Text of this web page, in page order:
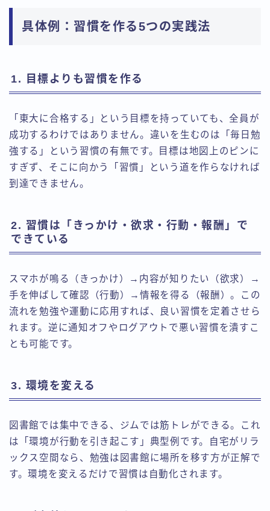
具体例：習慣を作る5つの実践法
1. 目標よりも習慣を作る
「東大に合格する」という目標を持っていても、全員が
成功するわけではありません。違いを生むのは「毎日勉
強する」という習慣の有無です。目標は地図上のピンに
すぎず、そこに向かう「習慣」という道を作らなければ
到達できません。
2. 習慣は「きっかけ・欲求・行動・報酬」で
できている
スマホが鳴る（きっかけ）→内容が知りたい（欲求）→
手を伸ばして確認（行動）→情報を得る（報酬）。この
流れを勉強や運動に応用すれば、良い習慣を定着させら
れます。逆に通知オフやログアウトで悪い習慣を潰すこ
とも可能です。
3. 環境を変える
図書館では集中できる、ジムでは筋トレができる。これ
は「環境が行動を引き起こす」典型例です。自宅がリラ
ックス空間なら、勉強は図書館に場所を移す方が正解で
す。環境を変えるだけで習慣は自動化されます。